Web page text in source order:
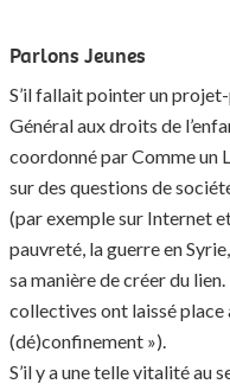
Parlons Jeunes
S’il fallait pointer un
Général aux droits de
coordonné par Comme un
sur des questions de
(par exemple sur Internet
pauvreté, la guerre en
sa manière de créer du
collectives ont laissé place
(dé)confinement »).
S’il y a une telle vitalité au